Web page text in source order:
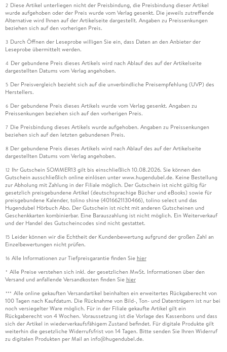
2 Diese Artikel unterliegen nicht der Preisbindung, die Preisbindung dieser Artikel
wurde aufgehoben oder der Preis wurde vom Verlag gesenkt. Die jeweils zutreffende
Alternative wird Ihnen auf der Artikelseite dargestellt. Angaben zu Preissenkungen
beziehen sich auf den vorherigen Preis.
3 Durch Öffnen der Leseprobe willigen Sie ein, dass Daten an den Anbieter der
Leseprobe übermittelt werden.
4 Der gebundene Preis dieses Artikels wird nach Ablauf des auf der Artikelseite
dargestellten Datums vom Verlag angehoben.
5 Der Preisvergleich bezieht sich auf die unverbindliche Preisempfehlung (UVP) des
Herstellers.
6 Der gebundene Preis dieses Artikels wurde vom Verlag gesenkt. Angaben zu
Preissenkungen beziehen sich auf den vorherigen Preis.
7 Die Preisbindung dieses Artikels wurde aufgehoben. Angaben zu Preissenkungen
beziehen sich auf den letzten gebundenen Preis.
8 Der gebundene Preis dieses Artikels wird nach Ablauf des auf der Artikelseite
dargestellten Datums vom Verlag angehoben.
12 Ihr Gutschein SOMMER13 gilt bis einschließlich 10.08.2026. Sie können den
Gutschein ausschließlich online einlösen unter www.hugendubel.de. Keine Bestellung
zur Abholung mit Zahlung in der Filiale möglich. Der Gutschein ist nicht gültig für
gesetzlich preisgebundene Artikel (deutschsprachige Bücher und eBooks) sowie für
preisgebundene Kalender, tolino shine (4016621130466), tolino select und das
Hugendubel Hörbuch Abo. Der Gutschein ist nicht mit anderen Gutscheinen und
Geschenkkarten kombinierbar. Eine Barauszahlung ist nicht möglich. Ein Weiterverkauf
und der Handel des Gutscheincodes sind nicht gestattet.
15 Leider können wir die Echtheit der Kundenbewertung aufgrund der großen Zahl an
Einzelbewertungen nicht prüfen.
16 Alle Informationen zur Tiefpreisgarantie finden Sie hier
* Alle Preise verstehen sich inkl. der gesetzlichen MwSt. Informationen über den
Versand und anfallende Versandkosten finden Sie hier
*** Alle online gekauften Versandartikel beinhalten ein erweitertes Rückgaberecht von
100 Tagen nach Kaufdatum. Die Rücknahme von Bild-, Ton- und Datenträgern ist nur bei
noch versiegelter Ware möglich. Für in der Filiale gekaufte Artikel gilt ein
Rückgaberecht von 4 Wochen. Voraussetzung ist die Vorlage des Kassenbons und dass
sich der Artikel in wiederverkaufsfähigem Zustand befindet. Für digitale Produkte gilt
weiterhin die gesetzliche Widerrufsfrist von 14 Tagen. Bitte senden Sie Ihren Widerruf
zu digitalen Produkten per Mail an info@hugendubel.de.